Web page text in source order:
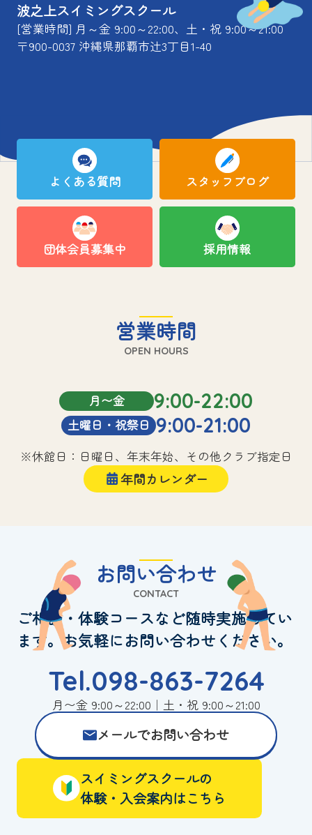
波之上スイミングスクール
[営業時間] 月～金 9:00～22:00、土・祝 9:00～21:00
〒900-0037 沖縄県那覇市辻3丁目1-40
よくある質問 スタッフブログ
団体会員募集中 採用情報
営業時間
OPEN HOURS
月〜金 9:00-22:00
土曜日・祝祭日 9:00-21:00
※休館日：日曜日、年末年始、その他クラブ指定日
年間カレンダー
お問い合わせ
CONTACT
ご相談・体験コースなど随時実施してい
ます。お気軽にお問い合わせください。
Tel.098-863-7264
月〜金 9:00～22:00｜土・祝 9:00～21:00
メールでお問い合わせ
スイミングスクールの
体験・入会案内はこちら